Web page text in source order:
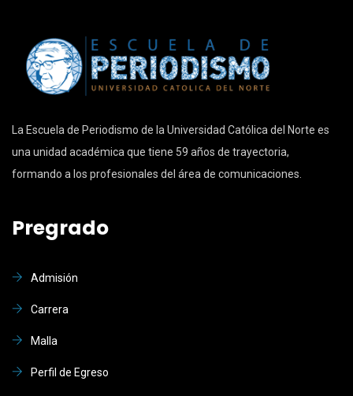
La Escuela de Periodismo de la Universidad Católica del Norte es
una unidad académica que tiene 59 años de trayectoria,
formando a los profesionales del área de comunicaciones.
Pregrado
Admisión
Carrera
Malla
Perfil de Egreso